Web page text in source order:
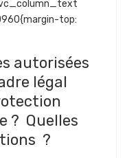
top:
autorisées
légal
? Quelles
?